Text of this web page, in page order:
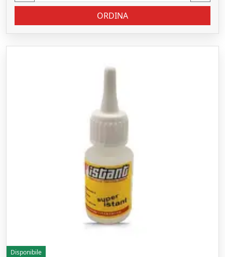
ORDINA
Disponibile